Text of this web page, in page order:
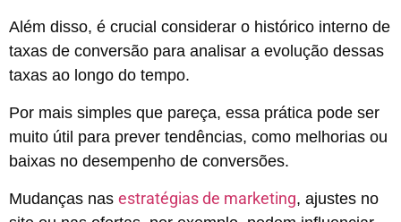
Além disso, é crucial considerar o histórico interno de
taxas de conversão para analisar a evolução dessas
taxas ao longo do tempo.
Por mais simples que pareça, essa prática pode ser
muito útil para prever tendências, como melhorias ou
baixas no desempenho de conversões.
Mudanças nas estratégias de marketing, ajustes no